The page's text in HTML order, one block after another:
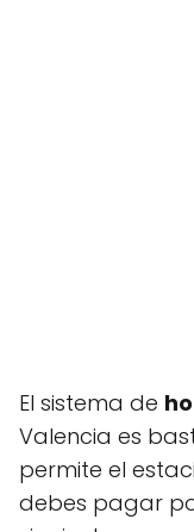
El sistema de
Valencia es
permite el
debes pagar